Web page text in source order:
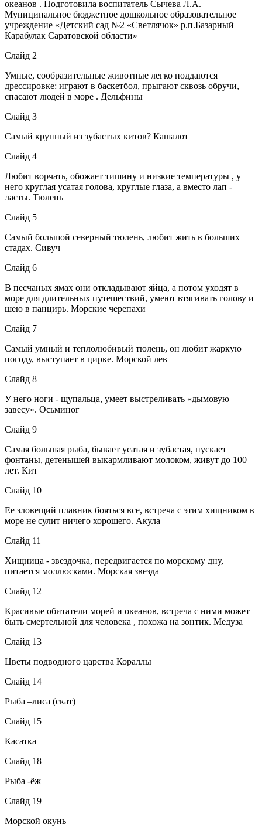
океанов . Подготовила воспитатель Сычева Л.А.
Муниципальное бюджетное дошкольное образовательное
учреждение «Детский сад №2 «Светлячок» р.п.Базарный
Карабулак Саратовской области»
Слайд 2
Умные, сообразительные животные легко поддаются
дрессировке: играют в баскетбол, прыгают сквозь обручи,
спасают людей в море . Дельфины
Слайд 3
Самый крупный из зубастых китов? Кашалот
Слайд 4
Любит ворчать, обожает тишину и низкие температуры , у
него круглая усатая голова, круглые глаза, а вместо лап -
ласты. Тюлень
Слайд 5
Самый большой северный тюлень, любит жить в больших
стадах. Сивуч
Слайд 6
В песчаных ямах они откладывают яйца, а потом уходят в
море для длительных путешествий, умеют втягивать голову и
шею в панцирь. Морские черепахи
Слайд 7
Самый умный и теплолюбивый тюлень, он любит жаркую
погоду, выступает в цирке. Морской лев
Слайд 8
У него ноги - щупальца, умеет выстреливать «дымовую
завесу». Осьминог
Слайд 9
Самая большая рыба, бывает усатая и зубастая, пускает
фонтаны, детенышей выкармливают молоком, живут до 100
лет. Кит
Слайд 10
Ее зловещий плавник бояться все, встреча с этим хищником в
море не сулит ничего хорошего. Акула
Слайд 11
Хищница - звездочка, передвигается по морскому дну,
питается моллюсками. Морская звезда
Слайд 12
Красивые обитатели морей и океанов, встреча с ними может
быть смертельной для человека , похожа на зонтик. Медуза
Слайд 13
Цветы подводного царства Кораллы
Слайд 14
Рыба –лиса (скат)
Слайд 15
Касатка
Слайд 18
Рыба -ёж
Слайд 19
Морской окунь